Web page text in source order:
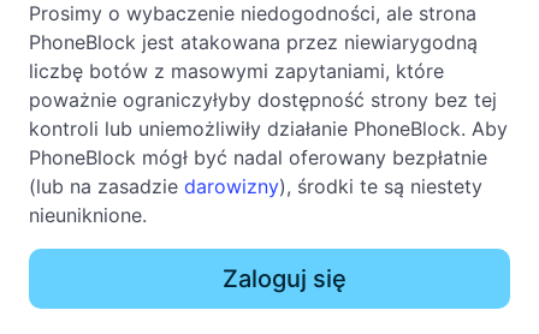
Prosimy o wybaczenie niedogodności, ale strona
PhoneBlock jest atakowana przez niewiarygodną
liczbę botów z masowymi zapytaniami, które
poważnie ograniczyłyby dostępność strony bez tej
kontroli lub uniemożliwiły działanie PhoneBlock. Aby
PhoneBlock mógł być nadal oferowany bezpłatnie
(lub na zasadzie darowizny), środki te są niestety
nieuniknione.
Zaloguj się